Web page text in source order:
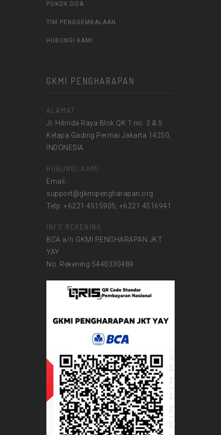
POKOK DOA
TIM PENGGEMBALAAN
HUBUNGI KAMI
GKMI PENGHARAPAN
ALAMAT
Jl. Hibrida Raya Blok QK 1 no. 3 & 5
Kelapa Gading Permai Jakarta 14250,
INDONESIA
HUBUNGI KAMI
Email:
support@gkmipengharapan.org
Telp: +6221 4515905, +6221 4516941
INFO REKENING
BCA a/n GKMI PENGHARAPAN JKT
YAY
No. Rekening 5440330489